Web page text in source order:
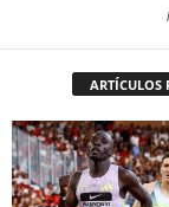
ARTÍCULOS